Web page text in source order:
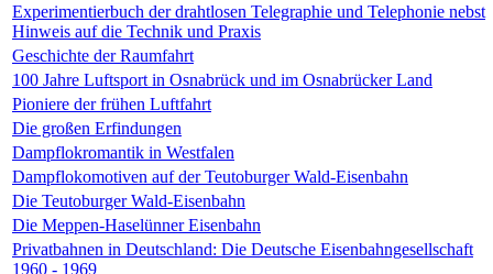
Experimentierbuch der drahtlosen Telegraphie und Telephonie nebst
Hinweis auf die Technik und Praxis
Geschichte der Raumfahrt
100 Jahre Luftsport in Osnabrück und im Osnabrücker Land
Pioniere der frühen Luftfahrt
Die großen Erfindungen
Dampflokromantik in Westfalen
Dampflokomotiven auf der Teutoburger Wald-Eisenbahn
Die Teutoburger Wald-Eisenbahn
Die Meppen-Haselünner Eisenbahn
Privatbahnen in Deutschland: Die Deutsche Eisenbahngesellschaft
1960 - 1969